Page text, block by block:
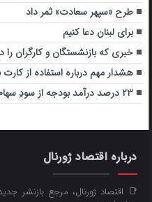
طرح «سپهر سعادت» ثمر داد
برای لبنان دعا کنیم
خبری که بازنشستگان و کارگران را
هشدار مهم درباره استفاده از کارت
۲۳ درصد درآمد بودجه از سودِ سهام روی دوش بانک مرکزی
درباره اقتصاد ژورنال
📑 اقتصاد ژورنال، مرجع بازنشر